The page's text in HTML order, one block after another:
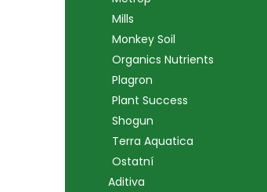
Mills
Monkey Soil
Organics Nutrients
Plagron
Plant Success
Shogun
Terra Aquatica
Ostatní
Aditiva